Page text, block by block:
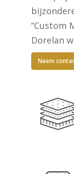
“Custom
Dorelan
Neem